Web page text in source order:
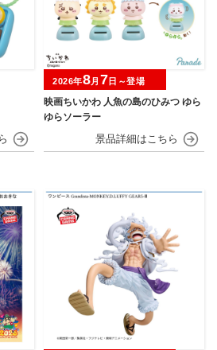
映画ちいかわ 人魚の島のひみつ ゆら
ゆらソーラー
2026年8月 7日～登場